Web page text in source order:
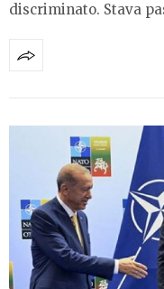
discriminato. Stava